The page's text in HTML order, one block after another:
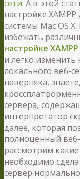
сети. А в этой
настройке
системы Mac OS
избежать
настройке XAMPP
и легко
локального веб-
наверняка,
сервера,
интерпретатор
далее, которая
полноценный
рассмотрим
необходимо
сервер